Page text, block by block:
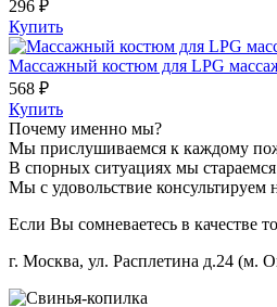
296 ₽
Купить
Массажный костюм для LPG
568 ₽
Купить
Почему именно мы?
Мы прислушиваемся к каждому
В спорных ситуациях мы
Мы с удовольствие
Если Вы сомневаетесь в качестве
г. Москва, ул. Расплетина д.24 (м.